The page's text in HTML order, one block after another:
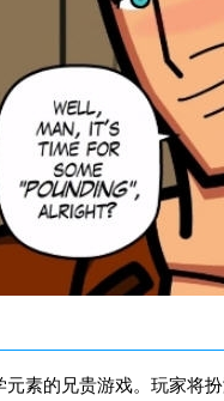
元素的兄贵游戏。玩家